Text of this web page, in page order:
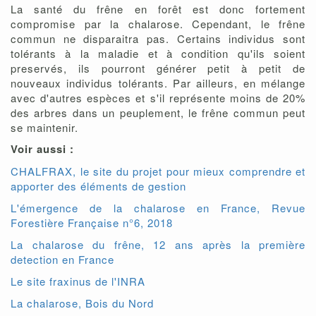
La santé du frêne en forêt est donc fortement
compromise par la chalarose. Cependant, le frêne
commun ne disparaitra pas. Certains individus sont
tolérants à la maladie et à condition qu'ils soient
preservés, ils pourront générer petit à petit de
nouveaux individus tolérants. Par ailleurs, en mélange
avec d'autres espèces et s'il représente moins de 20%
des arbres dans un peuplement, le frêne commun peut
se maintenir.
Voir aussi :
CHALFRAX, le site du projet pour mieux comprendre et
apporter des éléments de gestion
L'émergence de la chalarose en France, Revue
Forestière Française n°6, 2018
La chalarose du frêne, 12 ans après la première
detection en France
Le site fraxinus de l'INRA
La chalarose, Bois du Nord